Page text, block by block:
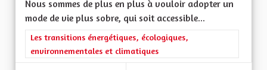
Nous sommes de plus en plus à vouloir adopter un
mode de vie plus sobre, qui soit accessible...
Filtrer les résultats de la catégorie : Les transitions
Les transitions énergétiques, écologiques,
environnementales et climatiques